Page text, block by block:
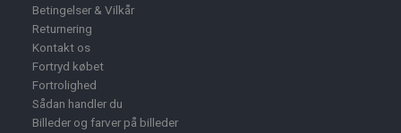
Betingelser & Vilkår
Returnering
Kontakt os
Fortryd købet
Fortrolighed
Sådan handler du
Billeder og farver på billeder